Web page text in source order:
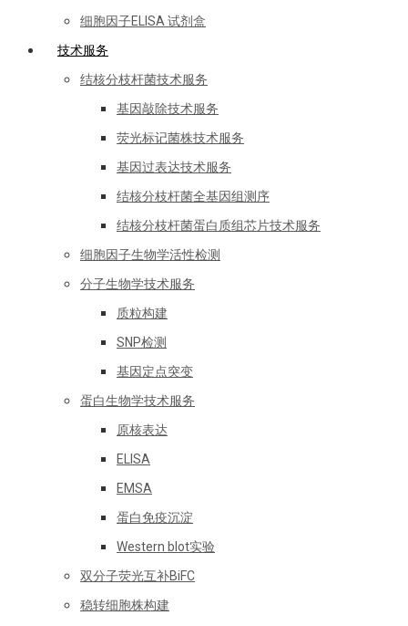
细胞因子ELISA 试剂盒
技术服务
结核分枝杆菌技术服务
基因敲除技术服务
荧光标记菌株技术服务
基因过表达技术服务
结核分枝杆菌全基因组测序
结核分枝杆菌蛋白质组芯片技术服务
细胞因子生物学活性检测
分子生物学技术服务
质粒构建
SNP检测
基因定点突变
蛋白生物学技术服务
原核表达
ELISA
EMSA
蛋白免疫沉淀
Western blot实验
双分子荧光互补BiFC
稳转细胞株构建